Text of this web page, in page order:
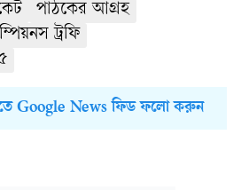
পাঠকের আগ্রহ
ট্রফি
Google News ফিড ফলো করুন